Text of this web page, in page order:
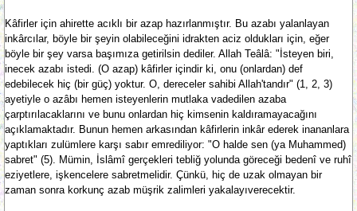
Kâfirler için ahirette acıklı bir azap hazırlanmıştır. Bu azabı yalanlayan
inkârcılar, böyle bir şeyin olabileceğini idrakten aciz oldukları için, eğer
böyle bir şey varsa başımıza getirilsin dediler. Allah Teâlâ: "İsteyen biri,
inecek azabı istedi. (O azap) kâfirler içindir ki, onu (onlardan) def
edebilecek hiç (bir güç) yoktur. O, dereceler sahibi Allah'tandır" (1, 2, 3)
ayetiyle o azâbı hemen isteyenlerin mutlaka vadedilen azaba
çarptırılacaklarını ve bunu onlardan hiç kimsenin kaldıramayacağını
açıklamaktadır. Bunun hemen arkasından kâfirlerin inkâr ederek inananlara
yaptıkları zulümlere karşı sabır emrediliyor: "O halde sen (ya Muhammed)
sabret" (5). Mümin, İslâmî gerçekleri tebliğ yolunda göreceği bedenî ve ruhî
eziyetlere, işkencelere sabretmelidir. Çünkü, hiç de uzak olmayan bir
zaman sonra korkunç azab müşrik zalimleri yakalayıverecektir.